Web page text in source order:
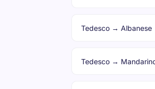
Tedesco → Albanese
Tedesco →